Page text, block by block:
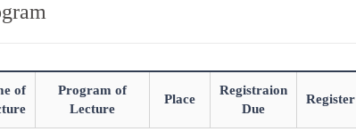
of
Program of
Lecture
Place
Registraion
Due
Register